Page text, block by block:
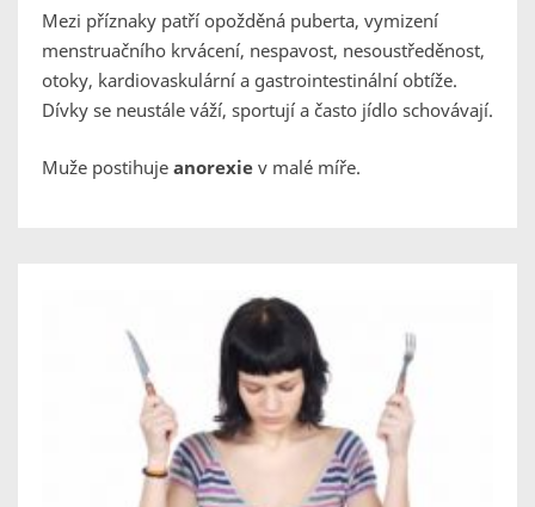
Mezi příznaky patří opožděná puberta, vymizení
menstruačního krvácení, nespavost, nesoustředěnost,
otoky, kardiovaskulární a gastrointestinální obtíže.
Dívky se neustále váží, sportují a často jídlo schovávají.
Muže postihuje anorexie v malé míře.